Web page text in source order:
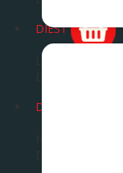
DIEST
DILBEEK